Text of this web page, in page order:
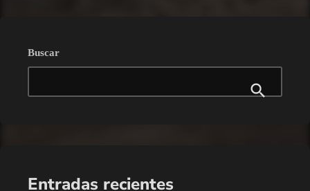
Buscar
Entradas recientes